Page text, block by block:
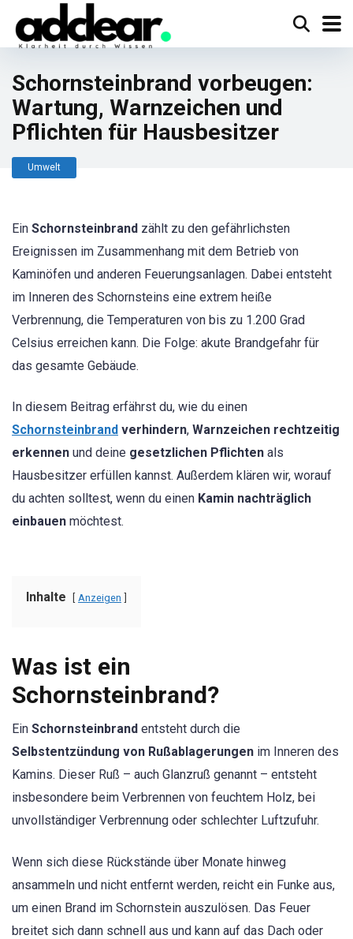
Schornsteinbrand vorbeugen:
Wartung, Warnzeichen und
Pflichten für Hausbesitzer
Umwelt
Ein Schornsteinbrand zählt zu den gefährlichsten
Ereignissen im Zusammenhang mit dem Betrieb von
Kaminöfen und anderen Feuerungsanlagen. Dabei entsteht
im Inneren des Schornsteins eine extrem heiße
Verbrennung, die Temperaturen von bis zu 1.200 Grad
Celsius erreichen kann. Die Folge: akute Brandgefahr für
das gesamte Gebäude.
In diesem Beitrag erfährst du, wie du einen
Schornsteinbrand verhindern, Warnzeichen rechtzeitig
erkennen und deine gesetzlichen Pflichten als
Hausbesitzer erfüllen kannst. Außerdem klären wir, worauf
du achten solltest, wenn du einen Kamin nachträglich
einbauen möchtest.
Inhalte Anzeigen
Was ist ein
Schornsteinbrand?
Ein Schornsteinbrand entsteht durch die
Selbstentzündung von Rußablagerungen im Inneren des
Kamins. Dieser Ruß – auch Glanzruß genannt – entsteht
insbesondere beim Verbrennen von feuchtem Holz, bei
unvollständiger Verbrennung oder schlechter Luftzufuhr.
Wenn sich diese Rückstände über Monate hinweg
ansammeln und nicht entfernt werden, reicht ein Funke aus,
um einen Brand im Schornstein auszulösen. Das Feuer
breitet sich dann schnell aus und kann auf das Dach oder